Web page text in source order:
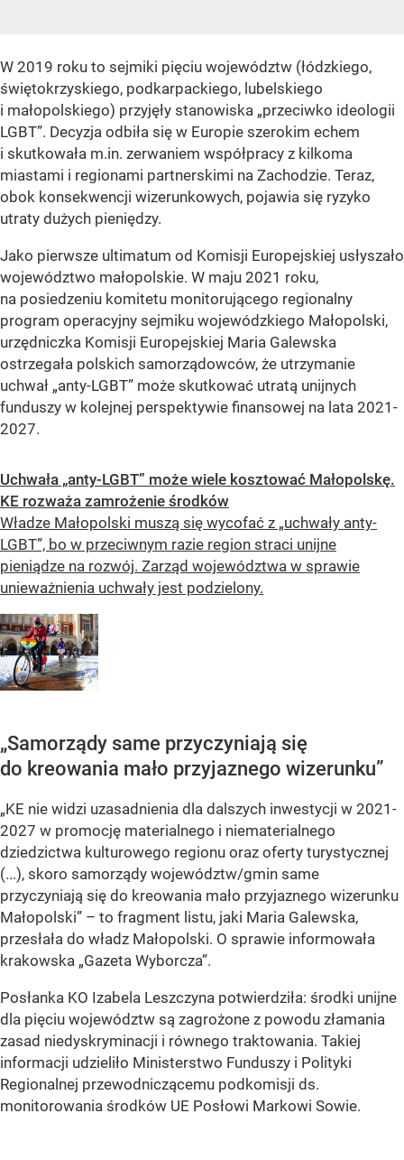
W 2019 roku to sejmiki pięciu województw (łódzkiego,
świętokrzyskiego, podkarpackiego, lubelskiego
i małopolskiego) przyjęły stanowiska „przeciwko ideologii
LGBT”. Decyzja odbiła się w Europie szerokim echem
i skutkowała m.in. zerwaniem współpracy z kilkoma
miastami i regionami partnerskimi na Zachodzie. Teraz,
obok konsekwencji wizerunkowych, pojawia się ryzyko
utraty dużych pieniędzy.
Jako pierwsze ultimatum od Komisji Europejskiej usłyszało
województwo małopolskie. W maju 2021 roku,
na posiedzeniu komitetu monitorującego regionalny
program operacyjny sejmiku wojewódzkiego Małopolski,
urzędniczka Komisji Europejskiej Maria Galewska
ostrzegała polskich samorządowców, że utrzymanie
uchwał „anty-LGBT” może skutkować utratą unijnych
funduszy w kolejnej perspektywie finansowej na lata 2021-
2027.
Uchwała „anty-LGBT” może wiele kosztować Małopolskę.
KE rozważa zamrożenie środków
Władze Małopolski muszą się wycofać z „uchwały anty-
LGBT”, bo w przeciwnym razie region straci unijne
pieniądze na rozwój. Zarząd województwa w sprawie
unieważnienia uchwały jest podzielony.
„Samorządy same przyczyniają się
do kreowania mało przyjaznego wizerunku”
„KE nie widzi uzasadnienia dla dalszych inwestycji w 2021-
2027 w promocję materialnego i niematerialnego
dziedzictwa kulturowego regionu oraz oferty turystycznej
(...), skoro samorządy województw/gmin same
przyczyniają się do kreowania mało przyjaznego wizerunku
Małopolski” – to fragment listu, jaki Maria Galewska,
przesłała do władz Małopolski. O sprawie informowała
krakowska „Gazeta Wyborcza”.
Posłanka KO Izabela Leszczyna potwierdziła: środki unijne
dla pięciu województw są zagrożone z powodu złamania
zasad niedyskryminacji i równego traktowania. Takiej
informacji udzieliło Ministerstwo Funduszy i Polityki
Regionalnej przewodniczącemu podkomisji ds.
monitorowania środków UE Posłowi Markowi Sowie.